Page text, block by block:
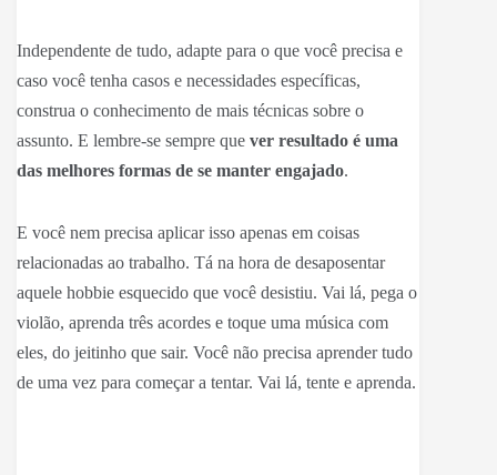
Independente de tudo, adapte para o que você precisa e
caso você tenha casos e necessidades específicas,
construa o conhecimento de mais técnicas sobre o
assunto. E lembre-se sempre que ver resultado é uma
das melhores formas de se manter engajado.
E você nem precisa aplicar isso apenas em coisas
relacionadas ao trabalho. Tá na hora de desaposentar
aquele hobbie esquecido que você desistiu. Vai lá, pega o
violão, aprenda três acordes e toque uma música com
eles, do jeitinho que sair. Você não precisa aprender tudo
de uma vez para começar a tentar. Vai lá, tente e aprenda.